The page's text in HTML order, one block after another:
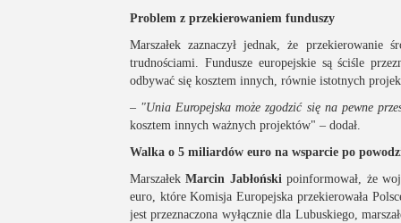
Problem z przekierowaniem funduszy
Marszałek zaznaczył jednak, że
trudnościami. Fundusze europejskie są ściśle
odbywać się kosztem innych, równie istotnych
– "Unia Europejska może zgodzić się na pewne
kosztem innych ważnych projektów" – dodał.
Walka o 5 miliardów euro na wsparcie po
MarszałekMarcin Jabłońskipoinformował, że
euro, które Komisja Europejska przekierowała
jest przeznaczona wyłącznie dla Lubuskiego,